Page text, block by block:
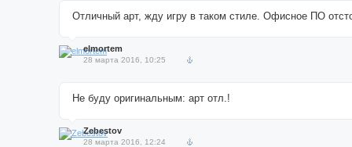
Отличный арт, жду игру в таком стиле. Офисное ПО
elmortem
28 марта 2016, 10:25
Не буду оригинальным: арт отл.!
Zebestov
28 марта 2016, 12:24